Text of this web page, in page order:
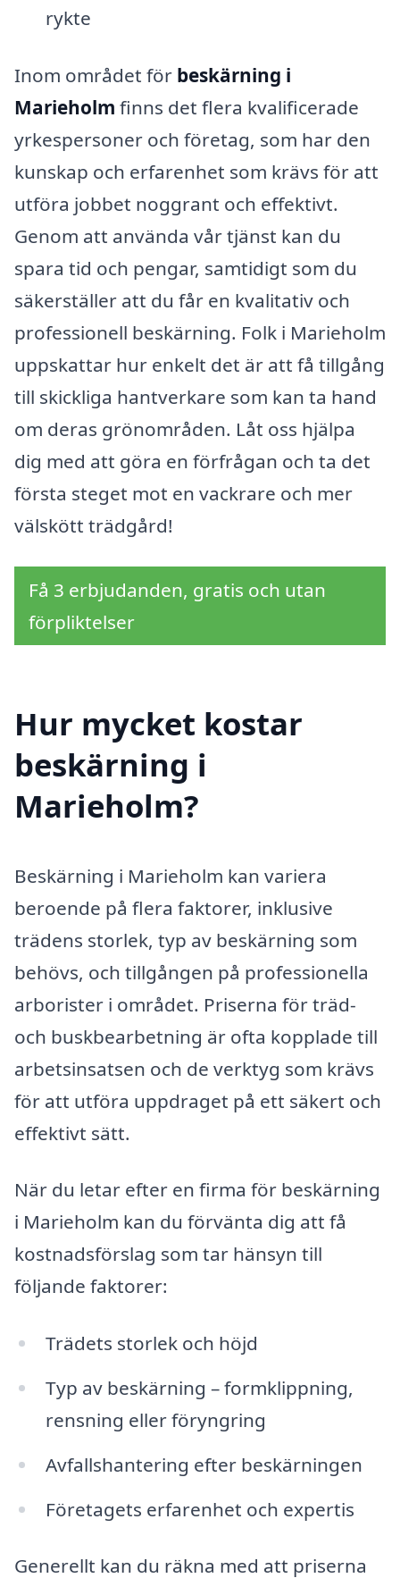
rykte
Inom området för beskärning i
Marieholm finns det flera kvalificerade
yrkespersoner och företag, som har den
kunskap och erfarenhet som krävs för att
utföra jobbet noggrant och effektivt.
Genom att använda vår tjänst kan du
spara tid och pengar, samtidigt som du
säkerställer att du får en kvalitativ och
professionell beskärning. Folk i Marieholm
uppskattar hur enkelt det är att få tillgång
till skickliga hantverkare som kan ta hand
om deras grönområden. Låt oss hjälpa
dig med att göra en förfrågan och ta det
första steget mot en vackrare och mer
välskött trädgård!
Få 3 erbjudanden, gratis och utan
förpliktelser
Hur mycket kostar
beskärning i
Marieholm?
Beskärning i Marieholm kan variera
beroende på flera faktorer, inklusive
trädens storlek, typ av beskärning som
behövs, och tillgången på professionella
arborister i området. Priserna för träd-
och buskbearbetning är ofta kopplade till
arbetsinsatsen och de verktyg som krävs
för att utföra uppdraget på ett säkert och
effektivt sätt.
När du letar efter en firma för beskärning
i Marieholm kan du förvänta dig att få
kostnadsförslag som tar hänsyn till
följande faktorer:
Trädets storlek och höjd
Typ av beskärning – formklippning,
rensning eller föryngring
Avfallshantering efter beskärningen
Företagets erfarenhet och expertis
Generellt kan du räkna med att priserna